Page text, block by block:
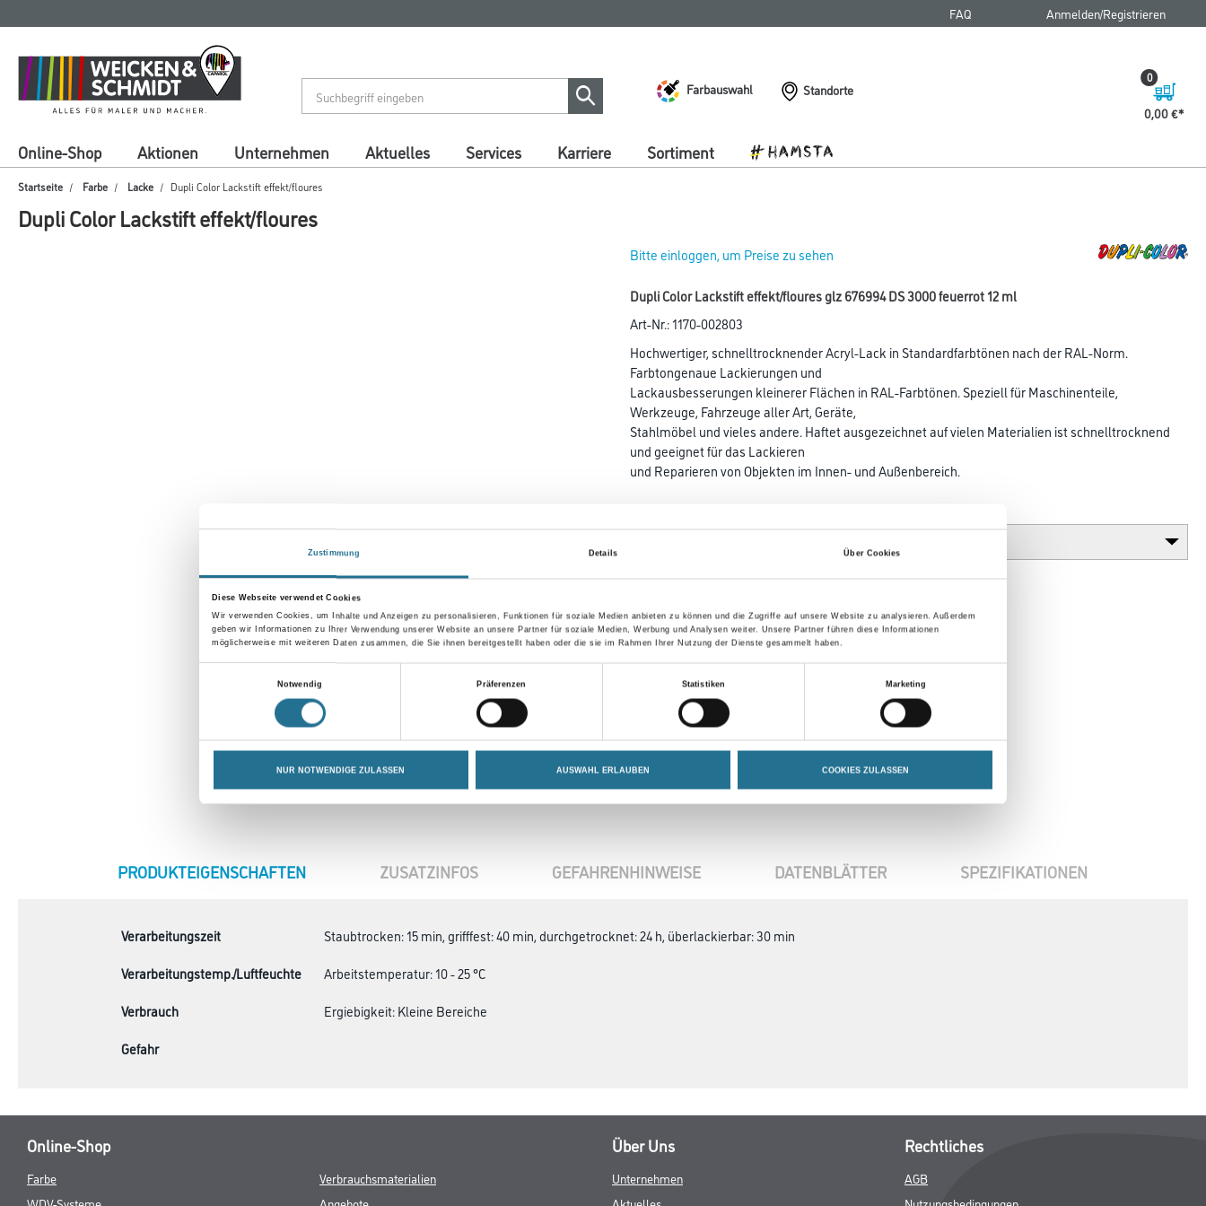
Zustimmung Details Über Cookies
Diese Webseite verwendet Cookies
Wir verwenden Cookies, um Inhalte und Anzeigen zu personalisieren, Funktionen für soziale Medien anbieten zu können und die Zugriffe auf unsere Website zu analysieren. Außerdem
geben wir Informationen zu Ihrer Verwendung unserer Website an unsere Partner für soziale Medien, Werbung und Analysen weiter. Unsere Partner führen diese Informationen
möglicherweise mit weiteren Daten zusammen, die Sie ihnen bereitgestellt haben oder die sie im Rahmen Ihrer Nutzung der Dienste gesammelt haben.
Notwendig
Präferenzen Statistiken Marketing
NUR NOTWENDIGE ZULASSEN AUSWAHL ERLAUBEN COOKIES ZULASSEN
springen
springen
FAQ Anmelden/Registrieren
Farbauswahl
Standorte
0,00 €
0
Online-Shop Aktionen Unternehmen Aktuelles Services Karriere Sortiment
Startseite Farbe Lacke Dupli Color Lackstift effekt/floures
Dupli Color Lackstift effekt/floures
Bitte einloggen, um Preise zu sehen
Dupli Color Lackstift effekt/floures glz 676994 DS 3000 feuerrot 12 ml
Art-Nr.:1170-002803
Hochwertiger, schnelltrocknender Acryl-Lack in Standardfarbtönen nach der RAL-Norm.
Farbtongenaue Lackierungen und
Lackausbesserungen kleinerer Flächen in RAL-Farbtönen. Speziell für Maschinenteile,
Werkzeuge, Fahrzeuge aller Art, Geräte,
Stahlmöbel und vieles andere. Haftet ausgezeichnet auf vielen Materialien ist schnelltrocknend
und geeignet für das Lackieren
und Reparieren von Objekten im Innen- und Außenbereich.
Umrechnungsfaktoren
CURRENT
PRODUKTEIGENSCHAFTEN ZUSATZINFOS GEFAHRENHINWEISE DATENBLÄTTER SPEZIFIKATIONEN
Verarbeitungszeit
Staubtrocken: 15 min, grifffest: 40 min, durchgetrocknet: 24 h, überlackierbar: 30 min
Verarbeitungstemp./Luftfeuchte
Arbeitstemperatur: 10 - 25 °C
Verbrauch
Ergiebigkeit: Kleine Bereiche
Gefahr
Online-Shop
Farbe
Verbrauchsmaterialien
Über Uns
Unternehmen
Rechtliches
AGB